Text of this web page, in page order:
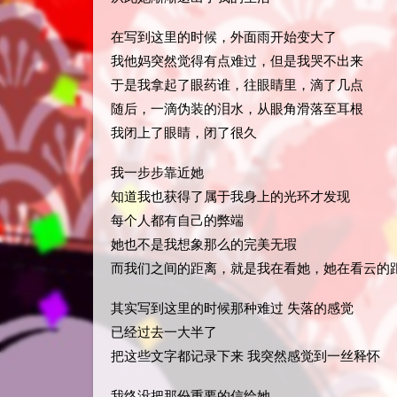
在写到这里的时候，外面雨开始变大了
我他妈突然觉得有点难过，但是我哭不出来
于是我拿起了眼药谁，往眼睛里，滴了几点
随后，一滴伪装的泪水，从眼角滑落至耳根
我闭上了眼睛，闭了很久
我一步步靠近她
知道我也获得了属于我身上的光环才发现
每个人都有自己的弊端
她也不是我想象那么的完美无瑕
而我们之间的距离，就是我在看她，她在看云的
其实写到这里的时候那种难过 失落的感觉
已经过去一大半了
把这些文字都记录下来 我突然感觉到一丝释怀